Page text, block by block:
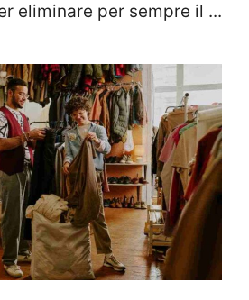
eliminare per sempre il ...